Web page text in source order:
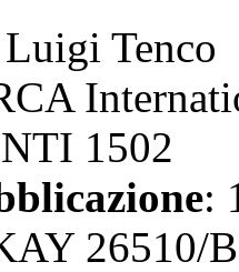
Tenco
1502
:
26510/